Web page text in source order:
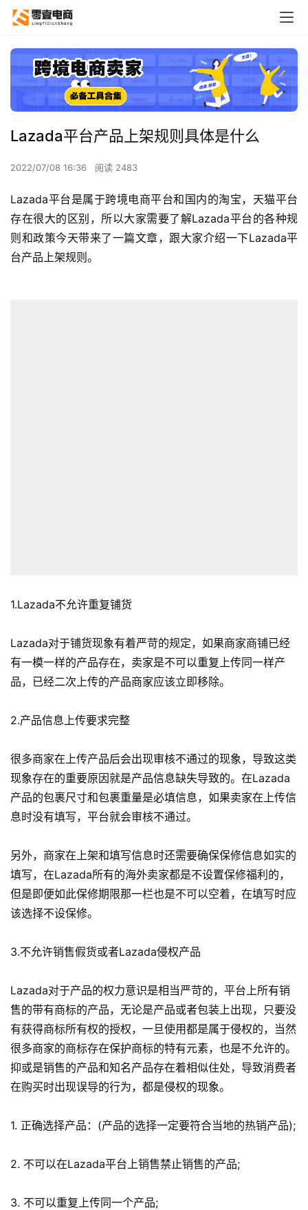
首
全
球
开
店
跨
百
媒
Lazada平台产品上架规则具体是什么
2022/07/08 16:36 阅读 2483
Lazada平台是属于跨境电商平台和国内的淘宝，天猫平台
存在很大的区别，所以大家需要了解Lazada平台的各种规
则和政策今天带来了一篇文章，跟大家介绍一下Lazada平
台产品上架规则。
1.Lazada不允许重复铺货
Lazada对于铺货现象有着严苛的规定，如果商家商铺已经
有一模一样的产品存在，卖家是不可以重复上传同一样产
品，已经二次上传的产品商家应该立即移除。
2.产品信息上传要求完整
很多商家在上传产品后会出现审核不通过的现象，导致这类
现象存在的重要原因就是产品信息缺失导致的。在Lazada
产品的包裹尺寸和包裹重量是必填信息，如果卖家在上传信
息时没有填写，平台就会审核不通过。
另外，商家在上架和填写信息时还需要确保保修信息如实的
填写，在Lazada所有的海外卖家都是不设置保修福利的，
但是即便如此保修期限那一栏也是不可以空着，在填写时应
该选择不设保修。
3.不允许销售假货或者Lazada侵权产品
Lazada对于产品的权力意识是相当严苛的，平台上所有销
售的带有商标的产品，无论是产品或者包装上出现，只要没
有获得商标所有权的授权，一旦使用都是属于侵权的，当然
很多商家的商标存在保护商标的特有元素，也是不允许的。
抑或是销售的产品和知名产品存在着相似住处，导致消费者
在购买时出现误导的行为，都是侵权的现象。
1. 正确选择产品：(产品的选择一定要符合当地的热销产品);
2. 不可以在Lazada平台上销售禁止销售的产品;
3. 不可以重复上传同一个产品;